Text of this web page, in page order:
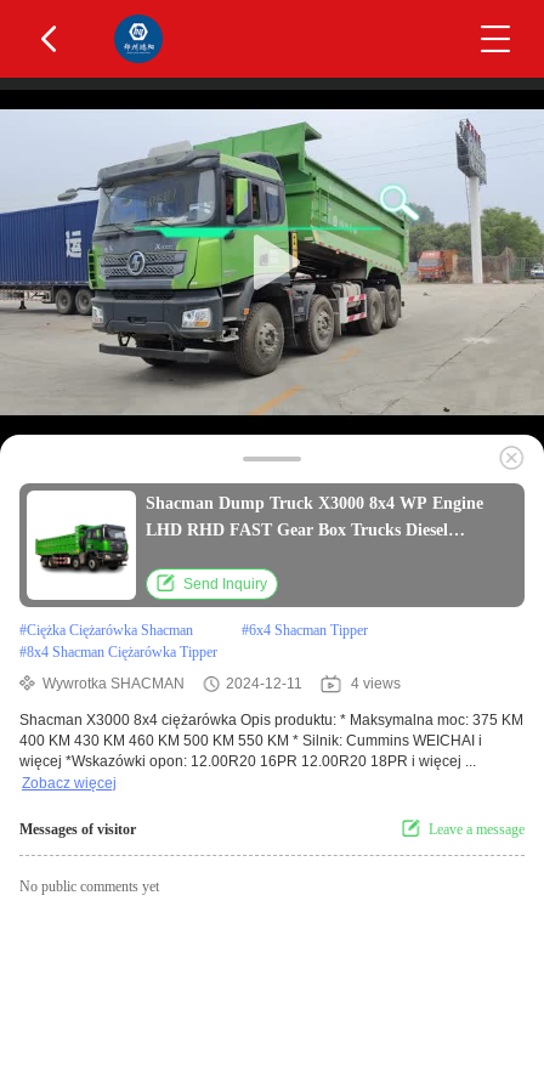
Shacman Dump Truck X3000 8x4 WP Engine
LHD RHD FAST Gear Box Trucks Diesel
Send Inquiry
#Ciężka Ciężarówka Shacman #6x4 Shacman Tipper
#8x4 Shacman Ciężarówka Tipper
Wywrotka SHACMAN
2024-12-11 4 views
Shacman X3000 8x4 ciężarówka Opis produktu: * Maksymalna moc: 375 KM
400 KM 430 KM 460 KM 500 KM 550 KM * Silnik: Cummins WEICHAI i
więcej *Wskazówki opon: 12.00R20 16PR 12.00R20 18PR i więcej ...
Zobacz więcej
Messages of visitor Leave a message
No public comments yet